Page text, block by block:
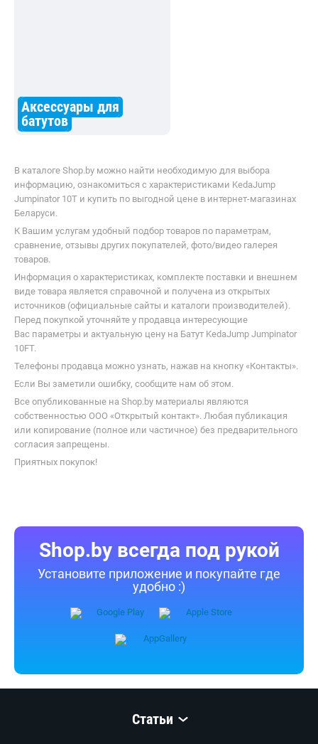
Аксессуары для
батутов
В каталоге Shop.by можно найти необходимую для выбора
информацию, ознакомиться с характеристиками KedaJump
Jumpinator 10T и купить по выгодной цене в интернет-магазинах
Беларуси.
К Вашим услугам удобный подбор товаров по параметрам,
сравнение, отзывы других покупателей, фото/видео галерея
товаров.
Информация о характеристиках, комплекте поставки и внешнем
виде товара является справочной и получена из открытых
источников (официальные сайты и каталоги производителей).
Перед покупкой уточняйте у продавца интересующие
Вас параметры и актуальную цену на Батут KedaJump Jumpinator
10FT.
Телефоны продавца можно узнать, нажав на кнопку «Контакты».
Если Вы заметили ошибку, сообщите нам об этом.
Все опубликованные на Shop.by материалы являются
собственностью ООО «Открытый контакт». Любая публикация
или копирование (полное или частичное) без предварительного
согласия запрещены.
Приятных покупок!
Shop.by всегда под рукой
Установите приложение и покупайте где
удобно :)
Статьи